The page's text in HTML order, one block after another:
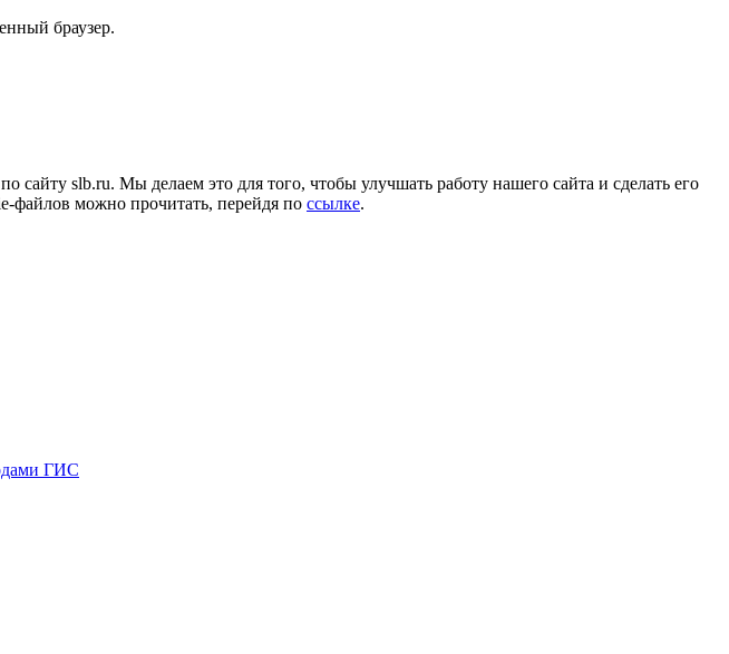
браузер.
slb.ru. Мы делаем это для того, чтобы улучшать работу нашего сайта и сделать его
файлов можно прочитать, перейдя по ссылке.
ГИС